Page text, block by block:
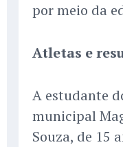
por meio da
Atletas e
A estudante
municipal
Souza, de 15